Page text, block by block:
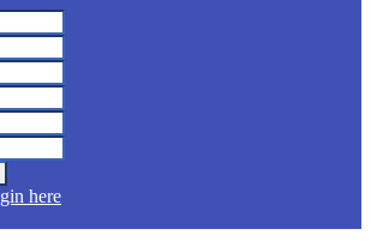
here